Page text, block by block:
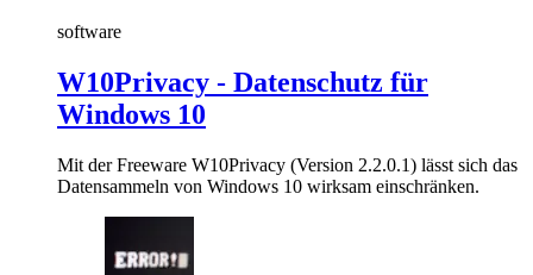
software
W10Privacy - Datenschutz für
Windows 10
Mit der Freeware W10Privacy (Version 2.2.0.1) lässt sich das
Datensammeln von Windows 10 wirksam einschränken.